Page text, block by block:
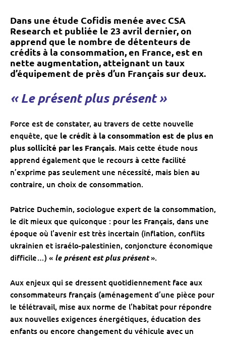
Dans une étude Cofidis menée avec CSA
Research et publiée le 23 avril dernier, on
apprend que le nombre de détenteurs de
crédits à la consommation, en France, est en
nette augmentation, atteignant un taux
d’équipement de près d’un Français sur deux.
« Le présent plus présent »
Force est de constater, au travers de cette nouvelle
enquête, que le crédit à la consommation est de plus en
plus sollicité par les Français. Mais cette étude nous
apprend également que le recours à cette facilité
n’exprime pas seulement une nécessité, mais bien au
contraire, un choix de consommation.
Patrice Duchemin, sociologue expert de la consommation,
le dit mieux que quiconque : pour les Français, dans une
époque où l’avenir est très incertain (inflation, conflits
ukrainien et israélo-palestinien, conjoncture économique
difficile…) « le présent est plus présent».
Aux enjeux qui se dressent quotidiennement face aux
consommateurs français (aménagement d’une pièce pour
le télétravail, mise aux norme de l’habitat pour répondre
aux nouvelles exigences énergétiques, éducation des
enfants ou encore changement du véhicule avec un